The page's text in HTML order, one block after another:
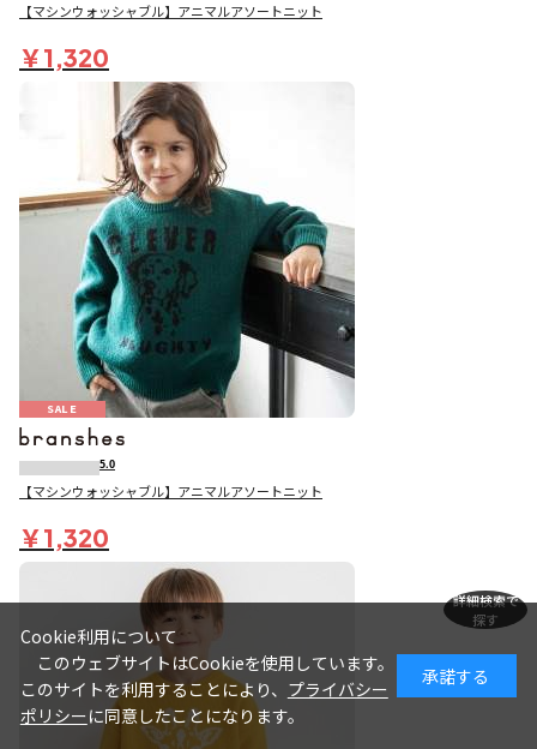
【マシンウォッシャブル】アニマルアソートニット
￥1,320
SALE
5.0
【マシンウォッシャブル】アニマルアソートニット
￥1,320
詳細検索で
探す
Cookie利用について
このウェブサイトはCookieを使用しています。
このサイトを利用することにより、 プライバシー
ポリシーに同意したことになります。
承諾する